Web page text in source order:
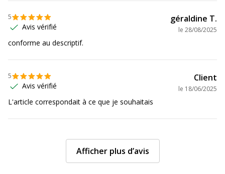
5
Avis vérifié
géraldine T.
le 28/08/2025
conforme au descriptif.
5
Avis vérifié
Client
le 18/06/2025
L'article correspondait à ce que je souhaitais
Afficher plus d’avis